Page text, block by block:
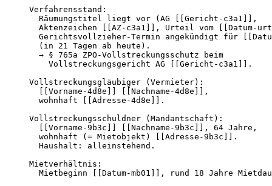
Verfahrensstand:
  Räumungstitel liegt vor (AG [[Gericht-c3a1]],
Aktenzeichen [[AZ-c3a1]], Urteil vom [[Datum-
Gerichtsvollzieher-Termin angekündigt für
  (in 21 Tagen ab heute).
  → § 765a ZPO-Vollstreckungsschutz beim
    Vollstreckungsgericht AG [[Gericht-c3a1]].
Vollstreckungsgläubiger (Vermieter):
  [[Vorname-4d8e]] [[Nachname-4d8e]],
  wohnhaft [[Adresse-4d8e]].
Vollstreckungsschuldner (Mandantschaft):
  [[Vorname-9b3c]] [[Nachname-9b3c]], 64 Jahre,
  wohnhaft (= Mietobjekt) [[Adresse-9b3c]].
  Haushalt: alleinstehend.
Mietverhältnis:
Mietbeginn [[Datum-mb01]], rund 18 Jahre